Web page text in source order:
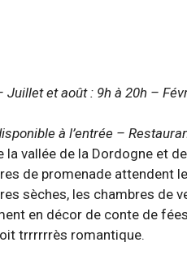
et août : 9h à 20h –
à l’entrée –
vallée de la Dordogne et
de promenade attendent
sèches, les chambres de
en décor de conte de
trrrrrrès romantique.